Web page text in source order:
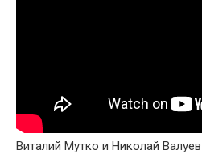
Виталий Мутко и Николай